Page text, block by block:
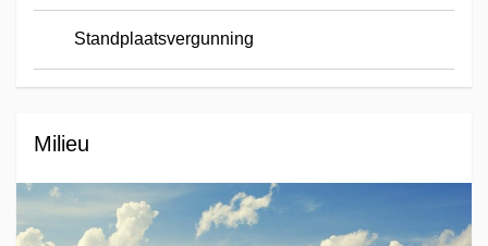
Standplaatsvergunning
Milieu